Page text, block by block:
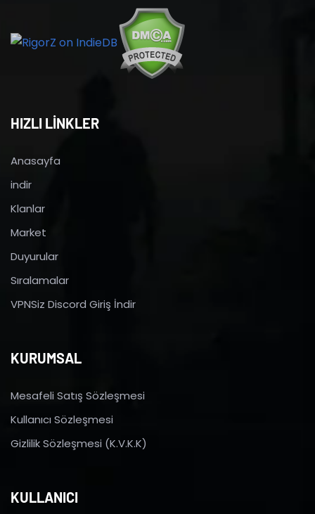
HIZLI LİNKLER
Anasayfa
indir
Klanlar
Market
Duyurular
Sıralamalar
VPNSiz Discord Giriş İndir
KURUMSAL
Mesafeli Satış Sözleşmesi
Kullanıcı Sözleşmesi
Gizlilik Sözleşmesi (K.V.K.K)
KULLANICI